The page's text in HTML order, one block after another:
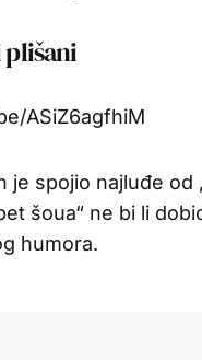
ASiZ6agfhiM
je spojio najluđe od
šoua“ ne bi li
humora.